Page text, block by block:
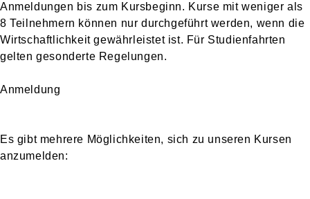
Anmeldungen bis zum Kursbeginn. Kurse mit weniger als
8 Teilnehmern können nur durchgeführt werden, wenn die
Wirtschaftlichkeit gewährleistet ist. Für Studienfahrten
gelten gesonderte Regelungen.
Es gibt mehrere Möglichkeiten, sich zu unseren Kursen
anzumelden: